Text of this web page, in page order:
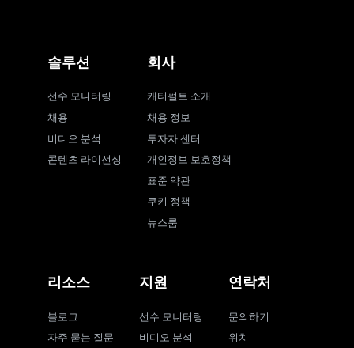
솔루션
선수 모니터링
채용
비디오 분석
콘텐츠 라이선싱
회사
캐터펄트 소개
채용 정보
투자자 센터
개인정보 보호정책
표준 약관
쿠키 정책
뉴스룸
리소스
블로그
자주 묻는 질문
지원
선수 모니터링
비디오 분석
연락처
문의하기
위치